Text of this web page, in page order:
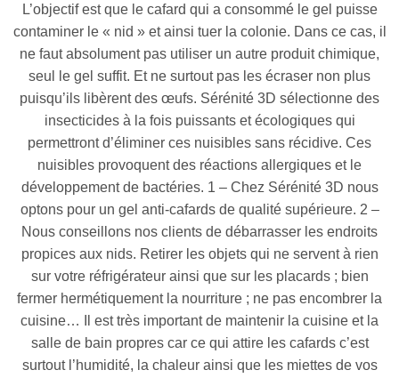
L’objectif est que le cafard qui a consommé le gel puisse
contaminer le « nid » et ainsi tuer la colonie. Dans ce cas, il
ne faut absolument pas utiliser un autre produit chimique,
seul le gel suffit. Et ne surtout pas les écraser non plus
puisqu’ils libèrent des œufs. Sérénité 3D sélectionne des
insecticides à la fois puissants et écologiques qui
permettront d’éliminer ces nuisibles sans récidive. Ces
nuisibles provoquent des réactions allergiques et le
développement de bactéries. 1 – Chez Sérénité 3D nous
optons pour un gel anti-cafards de qualité supérieure. 2 –
Nous conseillons nos clients de débarrasser les endroits
propices aux nids. Retirer les objets qui ne servent à rien
sur votre réfrigérateur ainsi que sur les placards ; bien
fermer hermétiquement la nourriture ; ne pas encombrer la
cuisine… Il est très important de maintenir la cuisine et la
salle de bain propres car ce qui attire les cafards c’est
surtout l’humidité, la chaleur ainsi que les miettes de vos